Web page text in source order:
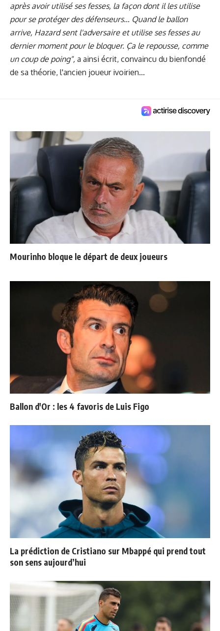
après avoir utilisé ses fesses, la façon dont il les utilise
pour se protéger des défenseurs… Quand le ballon
arrive, Hazard sent l'adversaire et utilise ses fesses au
dernier moment pour le bloquer. Ça le repousse, comme
un coup de poing", a ainsi écrit, convaincu du bienfondé
de sa théorie, l'ancien joueur ivoirien...
Mourinho bloque le départ de deux joueurs
Ballon d'Or : les 4 favoris de Luis Figo
La prédiction de Cristiano sur Mbappé qui prend tout
son sens aujourd’hui